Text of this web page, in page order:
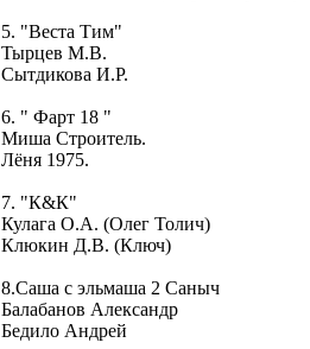
5. "Веста Тим"
Тырцев М.В.
Сытдикова И.Р.
6. " Фарт 18 "
Миша Строитель.
Лёня 1975.
7. "К&К"
Кулага О.А. (Олег Толич)
Клюкин Д.В. (Ключ)
8.Саша с эльмаша 2 Саныч
Балабанов Александр
Бедило Андрей